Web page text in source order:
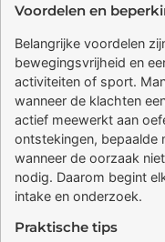
Voordelen en
Belangrijke voordelen
bewegingsvrijheid en
activiteiten of sport.
wanneer de klachten
actief meewerkt aan
ontstekingen,
wanneer de oorzaak
nodig. Daarom begint
intake en onderzoek.
Praktische tips